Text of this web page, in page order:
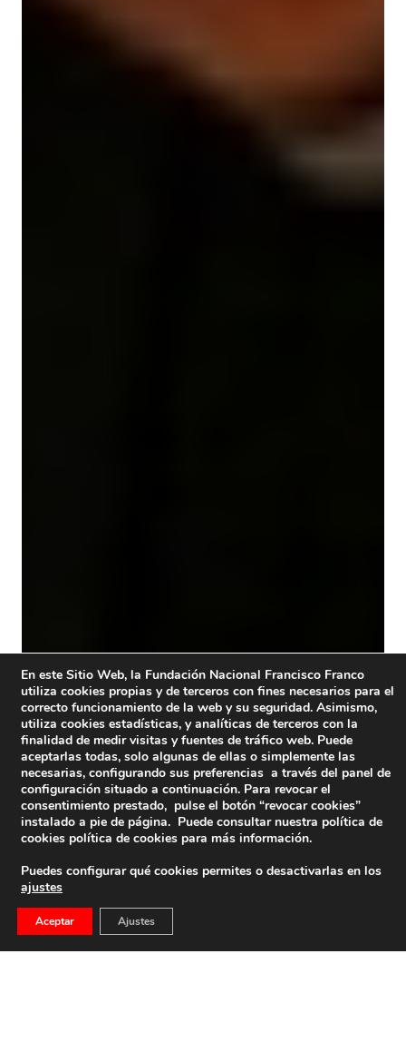
Conferencia Del P. Jorge Loring S.J.
En este Sitio Web, la Fundación Nacional Francisco Franco
utiliza cookies propias y de terceros con fines necesarios para el
correcto funcionamiento de la web y su seguridad. Asimismo,
utiliza cookies estadísticas, y analíticas de terceros con la
finalidad de medir visitas y fuentes de tráfico web. Puede
aceptarlas todas, solo algunas de ellas o simplemente las
necesarias, configurando sus preferencias a través del panel de
configuración situado a continuación. Para revocar el
consentimiento prestado, pulse el botón “revocar cookies”
instalado a pie de página. Puede consultar nuestra política de
cookies política de cookies para más información.
Puedes configurar qué cookies permites o desactivarlas en los
ajustes
Aceptar Ajustes